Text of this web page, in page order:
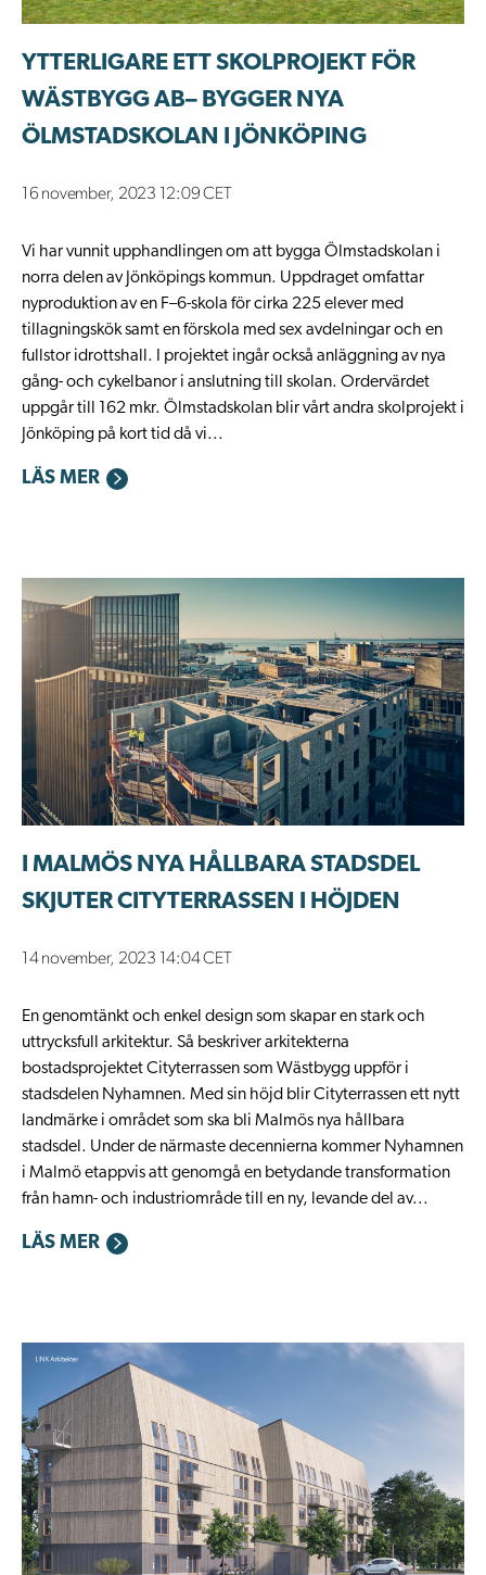
16 november, 2023 12:09 CET
YTTERLIGARE ETT SKOLPROJEKT FÖR
WÄSTBYGG AB– BYGGER NYA
ÖLMSTADSKOLAN I JÖNKÖPING
Vi har vunnit upphandlingen om att bygga Ölmstadskolan i
norra delen av Jönköpings kommun. Uppdraget omfattar
nyproduktion av en F–6-skola för cirka 225 elever med
tillagningskök samt en förskola med sex avdelningar och en
fullstor idrottshall. I projektet ingår också anläggning av nya
gång- och cykelbanor i anslutning till skolan. Ordervärdet
uppgår till 162 mkr. Ölmstadskolan blir vårt andra skolprojekt i
Jönköping på kort tid då vi...
LÄS MER
14 november, 2023 14:04 CET
I MALMÖS NYA HÅLLBARA STADSDEL
SKJUTER CITYTERRASSEN I HÖJDEN
En genomtänkt och enkel design som skapar en stark och
uttrycksfull arkitektur. Så beskriver arkitekterna
bostadsprojektet Cityterrassen som Wästbygg uppför i
stadsdelen Nyhamnen. Med sin höjd blir Cityterrassen ett nytt
landmärke i området som ska bli Malmös nya hållbara
stadsdel. Under de närmaste decennierna kommer Nyhamnen
i Malmö etappvis att genomgå en betydande transformation
från hamn- och industriområde till en ny, levande del av...
LÄS MER